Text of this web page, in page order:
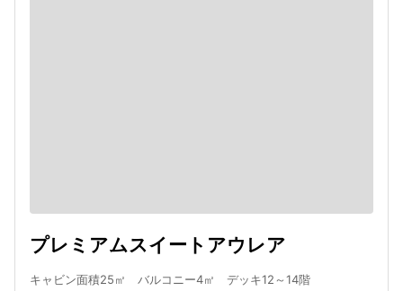
プレミアムスイートアウレア
キャビン面積25㎡ バルコニー4㎡ デッキ12～14階